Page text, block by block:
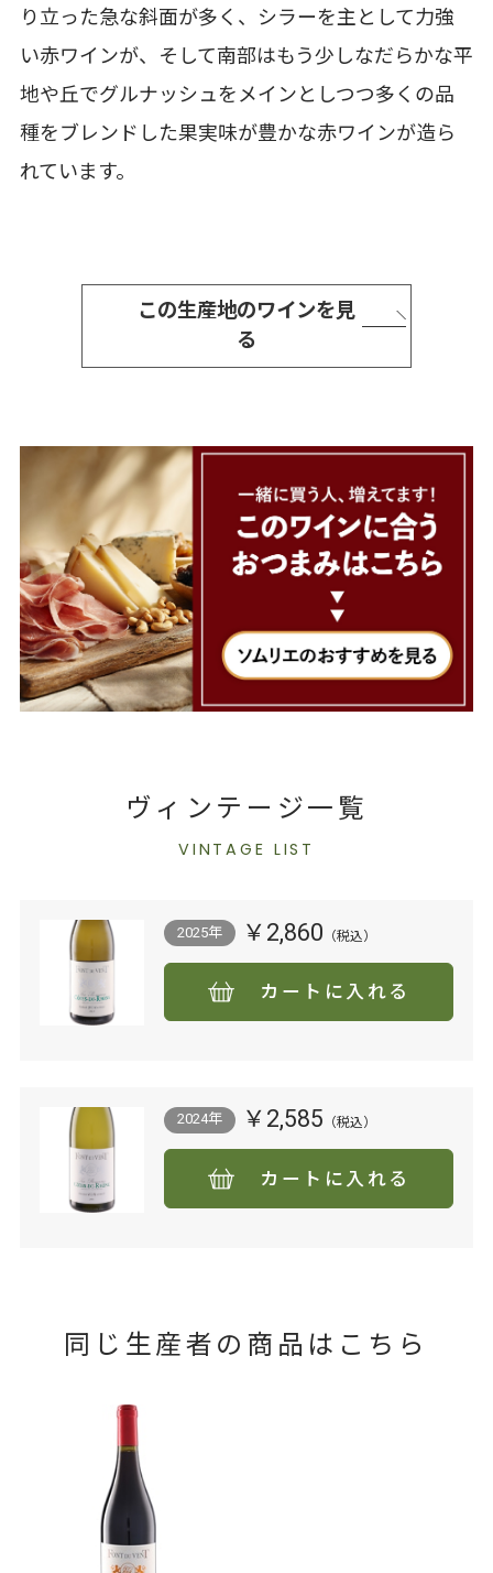
り立った急な斜面が多く、シラーを主として力強
い赤ワインが、そして南部はもう少しなだらかな平
地や丘でグルナッシュをメインとしつつ多くの品
種をブレンドした果実味が豊かな赤ワインが造ら
れています。
この生産地のワインを見
る
ヴィンテージ一覧
VINTAGE LIST
2025年 ￥2,860
カートに入れる
2024年 ￥2,585
カートに入れる
同じ生産者の商品はこちら